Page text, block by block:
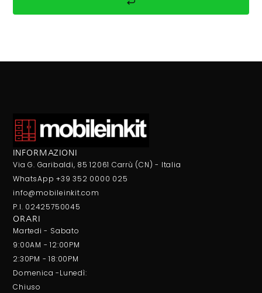
INFORMAZIONI
Via G. Garibaldi, 85 12061 Carrù (CN) - Italia
WhatsApp +39 352 0000 025
info@mobileinkit.com
P.I. 02425750045
ORARI
Martedi - Sabato
9:00AM - 12:00PM
2:30PM - 18:00PM
Domenica -Lunedì:
Chiuso